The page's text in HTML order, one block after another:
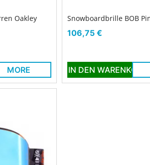
Oakley
MORE
Snowboardbrille BOB
Preis
106,75 €
IN DEN WARENKORB